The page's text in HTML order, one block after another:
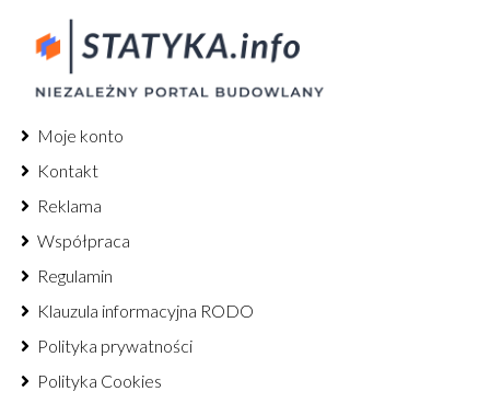
Moje konto
Kontakt
Reklama
Współpraca
Regulamin
Klauzula informacyjna RODO
Polityka prywatności
Polityka Cookies